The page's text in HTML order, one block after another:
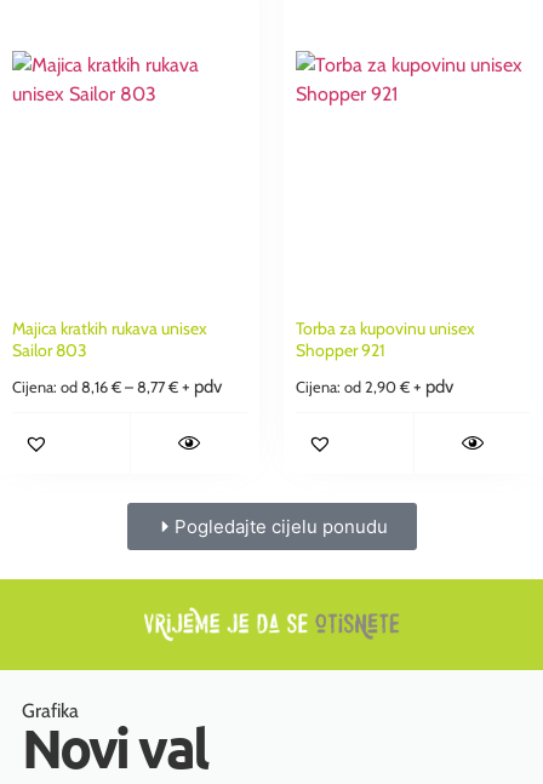
Majica kratkih rukava unisex
Sailor 803
Cijena: od 8,16 € – 8,77 € + pdv
Torba za kupovinu unisex
Shopper 921
Cijena: od 2,90 € + pdv
Pogledajte cijelu ponudu
Grafika
Novi val